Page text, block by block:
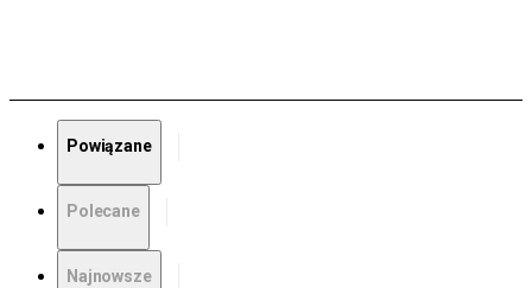
Powiązane
Polecane
Najnowsze